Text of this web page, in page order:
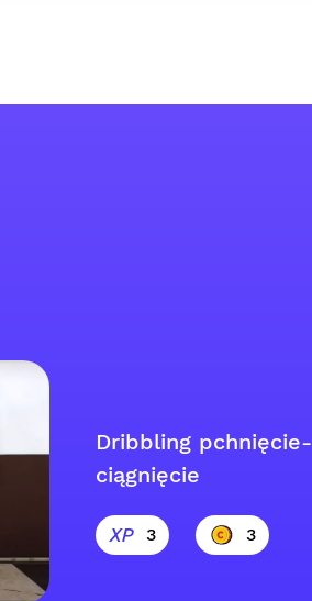
Dribbling pchnięcie-
ciągnięcie
3 3